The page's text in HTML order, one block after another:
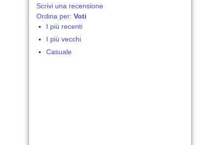
Scrivi una recensione
Ordina per: Voti
I più recenti
I più vecchi
Casuale